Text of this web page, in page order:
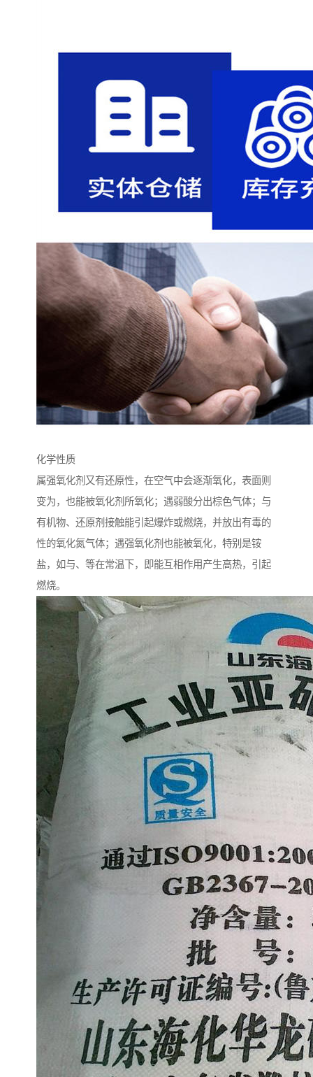
化学性质
属强氧化剂又有还原性，在空气中会逐渐氧化，表面则
变为，也能被氧化剂所氧化；遇弱酸分出棕色气体；与
有机物、还原剂接触能引起爆炸或燃烧，并放出有毒的
性的氧化氮气体；遇强氧化剂也能被氧化，特别是铵
盐，如与、等在常温下，即能互相作用产生高热，引起
燃烧。